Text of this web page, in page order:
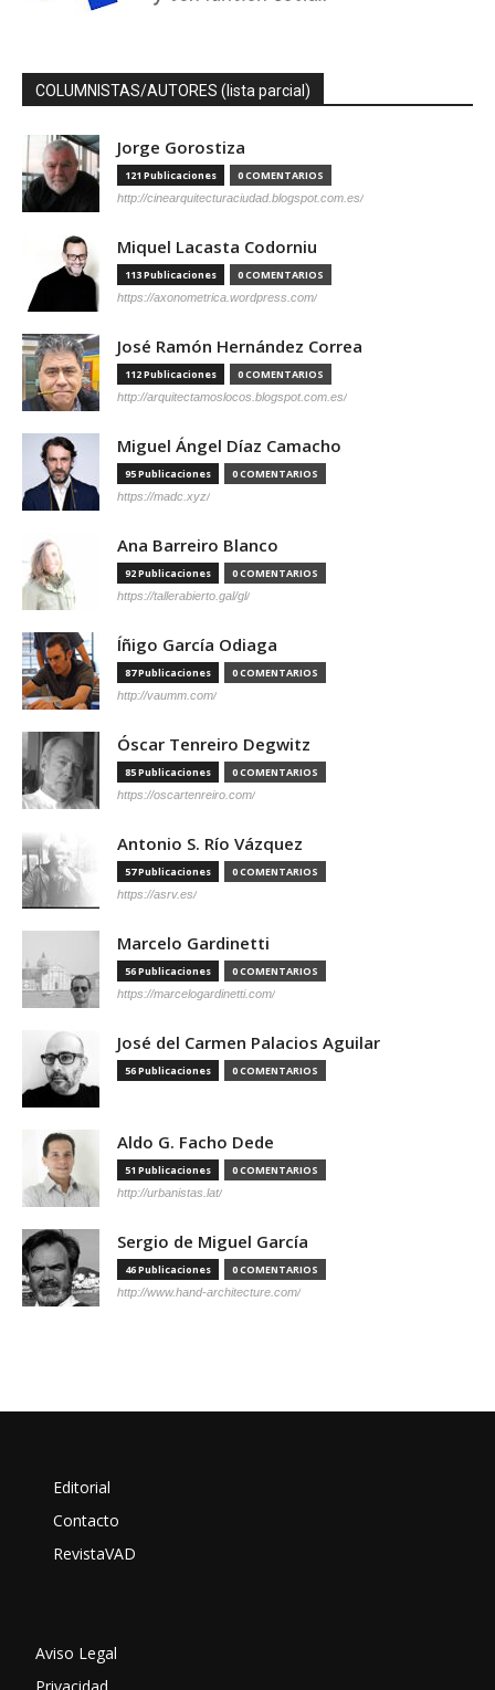
COLUMNISTAS/AUTORES (lista parcial)
Jorge Gorostiza
121 Publicaciones 0 COMENTARIOS
http://cinearquitecturaciudad.blogspot.com.es/
Miquel Lacasta Codorniu
113 Publicaciones 0 COMENTARIOS
https://axonometrica.wordpress.com/
José Ramón Hernández Correa
112 Publicaciones 0 COMENTARIOS
http://arquitectamoslocos.blogspot.com.es/
Miguel Ángel Díaz Camacho
95 Publicaciones 0 COMENTARIOS
https://madc.xyz/
Ana Barreiro Blanco
92 Publicaciones 0 COMENTARIOS
https://tallerabierto.gal/gl/
Íñigo García Odiaga
87 Publicaciones 0 COMENTARIOS
http://vaumm.com/
Óscar Tenreiro Degwitz
85 Publicaciones 0 COMENTARIOS
https://oscartenreiro.com/
Antonio S. Río Vázquez
57 Publicaciones 0 COMENTARIOS
https://asrv.es/
Marcelo Gardinetti
56 Publicaciones 0 COMENTARIOS
https://marcelogardinetti.com/
José del Carmen Palacios Aguilar
56 Publicaciones 0 COMENTARIOS
Aldo G. Facho Dede
51 Publicaciones 0 COMENTARIOS
http://urbanistas.lat/
Sergio de Miguel García
46 Publicaciones 0 COMENTARIOS
http://www.hand-architecture.com/
Editorial
Contacto
RevistaVAD
Aviso Legal